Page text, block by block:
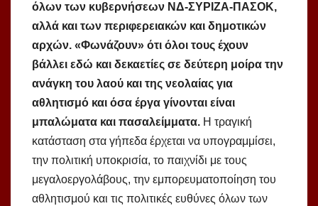
όλων των κυβερνήσεων ΝΔ-ΣΥΡΙΖΑ-ΠΑΣΟΚ,
αλλά και των περιφερειακών και δημοτικών
αρχών. «Φωνάζουν» ότι όλοι τους έχουν
βάλλει εδώ και δεκαετίες σε δεύτερη μοίρα την
ανάγκη του λαού και της νεολαίας για
αθλητισμό και όσα έργα γίνονται είναι
μπαλώματα και πασαλείμματα. Η τραγική
κατάσταση στα γήπεδα έρχεται να υπογραμμίσει,
την πολιτική υποκρισία, το παιχνίδι με τους
μεγαλοεργολάβους, την εμπορευματοποίηση του
αθλητισμού και τις πολιτικές ευθύνες όλων των